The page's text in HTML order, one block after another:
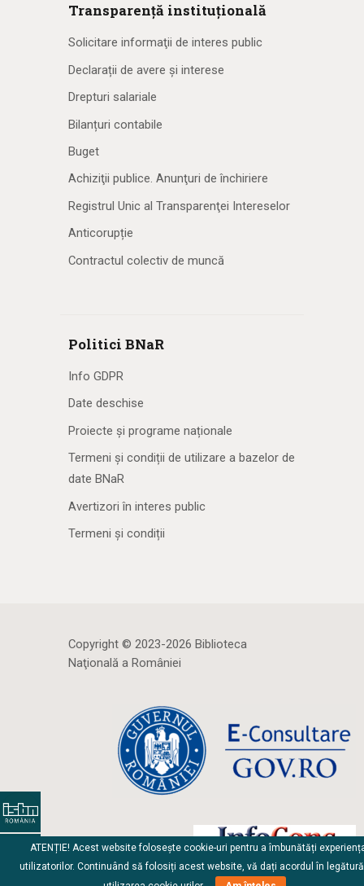
Transparență instituțională
Solicitare informaţii de interes public
Declarații de avere și interese
Drepturi salariale
Bilanțuri contabile
Buget
Achiziţii publice. Anunţuri de închiriere
Registrul Unic al Transparenţei Intereselor
Anticorupție
Contractul colectiv de muncă
Politici BNaR
Info GDPR
Date deschise
Proiecte și programe naționale
Termeni și condiții de utilizare a bazelor de
date BNaR
Avertizori în interes public
Termeni și condiții
Copyright © 2023-2026 Biblioteca
Naţională a României
ATENȚIE! Acest website folosește cookie-uri pentru a îmbunătăți
utilizatorilor. Continuând să folosiți acest website, vă dați acordul în